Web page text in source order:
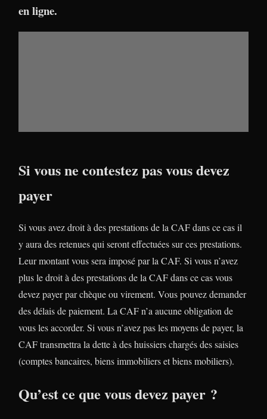
en ligne.
Si vous ne contestez pas vous devez
payer
Si vous avez droit à des prestations de la CAF dans ce cas il
y aura des retenues qui seront effectuées sur ces prestations.
Leur montant vous sera imposé par la CAF. Si vous n’avez
plus le droit à des prestations de la CAF dans ce cas vous
devez payer par chèque ou virement. Vous pouvez demander
des délais de paiement. La CAF n’a aucune obligation de
vous les accorder. Si vous n’avez pas les moyens de payer, la
CAF transmettra la dette à des huissiers chargés des saisies
(comptes bancaires, biens immobiliers et biens mobiliers).
Qu’est ce que vous devez payer ?